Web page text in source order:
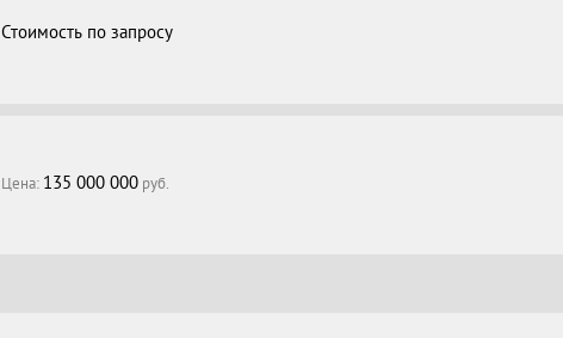
Стоимость по запросу
Цена: 135 000 000 руб.